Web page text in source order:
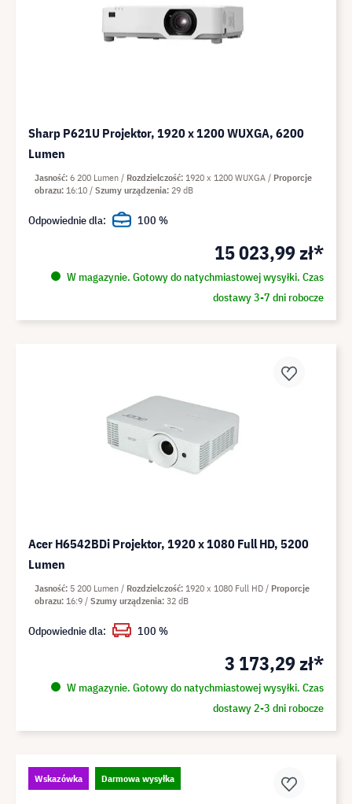
Sharp P621U Projektor, 1920 x 1200 WUXGA, 6200
Lumen
15 023,99 zł*
W magazynie. Gotowy do natychmiastowej wysyłki. Czas
dostawy 3-7 dni robocze
Jasność 6 200 Lumen Rozdzielczość 1920 x 1200 WUXGA
Proporcje
obrazu 16:10 Szumy urządzenia 29 dB
Odpowiednie dla: 100 %
Acer H6542BDi Projektor, 1920 x 1080 Full HD, 5200
Lumen
3 173,29 zł*
W magazynie. Gotowy do natychmiastowej wysyłki. Czas
dostawy 2-3 dni robocze
Jasność 5 200 Lumen Rozdzielczość 1920 x 1080 Full HD
Proporcje
obrazu 16:9 Szumy urządzenia 32 dB
Odpowiednie dla: 100 %
Wskazówka Darmowa wysyłka